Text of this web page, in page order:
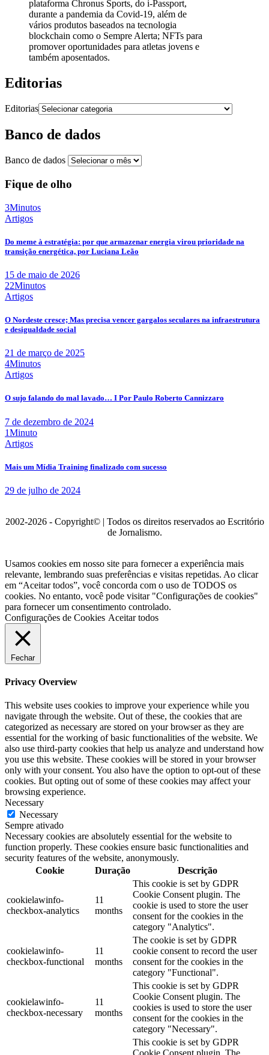
plataforma Chronus Sports, do i-Passport,
durante a pandemia da Covid-19, além de
vários produtos baseados na tecnologia
blockchain como o Sempre Alerta; NFTs para
promover oportunidades para atletas jovens e
também aposentados.
Editorias
Editorias
Banco de dados
Banco de dados
Fique de olho
3Minutos
Artigos
Do meme à estratégia: por que armazenar energia virou prioridade na
transição energética, por Luciana Leão
15 de maio de 2026
22Minutos
Artigos
O Nordeste cresce; Mas precisa vencer gargalos seculares na infraestrutura
e desigualdade social
21 de março de 2025
4Minutos
Artigos
O sujo falando do mal lavado… I Por Paulo Roberto Cannizzaro
7 de dezembro de 2024
1Minuto
Artigos
Mais um Mídia Training finalizado com sucesso
29 de julho de 2024
2002-2026 - Copyright© | Todos os direitos reservados ao Escritório
de Jornalismo.
Usamos cookies em nosso site para fornecer a experiência mais
relevante, lembrando suas preferências e visitas repetidas. Ao clicar
em “Aceitar todos”, você concorda com o uso de TODOS os
cookies. No entanto, você pode visitar "Configurações de cookies"
para fornecer um consentimento controlado.
Configurações de Cookies Aceitar todos
Fechar
Privacy Overview
This website uses cookies to improve your experience while you
navigate through the website. Out of these, the cookies that are
categorized as necessary are stored on your browser as they are
essential for the working of basic functionalities of the website. We
also use third-party cookies that help us analyze and understand how
you use this website. These cookies will be stored in your browser
only with your consent. You also have the option to opt-out of these
cookies. But opting out of some of these cookies may affect your
browsing experience.
Necessary
Necessary
Sempre ativado
Necessary cookies are absolutely essential for the website to
function properly. These cookies ensure basic functionalities and
security features of the website, anonymously.
Cookie
Duração Descrição
cookielawinfo-
checkbox-analytics
11
months
This cookie is set by GDPR
Cookie Consent plugin. The
cookie is used to store the user
consent for the cookies in the
category "Analytics".
cookielawinfo-
checkbox-functional
11
months
The cookie is set by GDPR
cookie consent to record the user
consent for the cookies in the
category "Functional".
cookielawinfo-
checkbox-necessary
11
months
This cookie is set by GDPR
Cookie Consent plugin. The
cookies is used to store the user
consent for the cookies in the
category "Necessary".
This cookie is set by GDPR